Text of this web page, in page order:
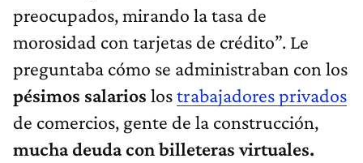
preocupados, mirando la tasa de
morosidad con tarjetas de crédito”. Le
preguntaba cómo se administraban con los
pésimos salarios lostrabajadores privados
de comercios, gente de la construcción,
mucha deuda con billeteras virtuales.